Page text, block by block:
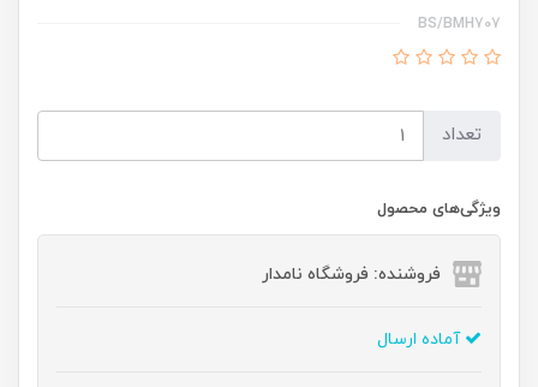
BS/BMH707
تعداد
ویژگی‌های محصول
فروشنده: فروشگاه نامدار
آماده ارسال